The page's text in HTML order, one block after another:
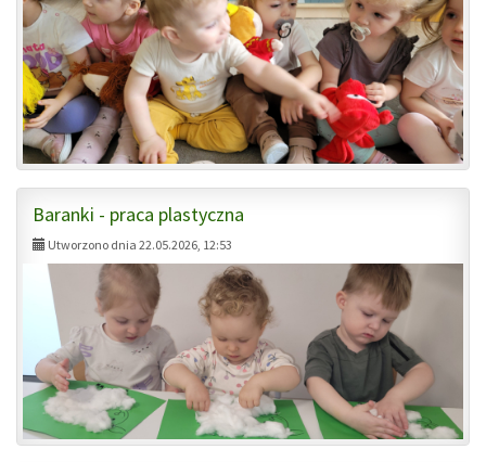
Baranki - praca plastyczna
Utworzono dnia 22.05.2026, 12:53